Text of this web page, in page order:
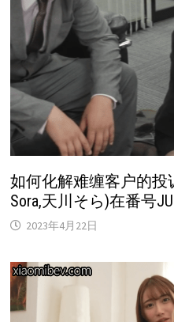
如何化解难缠客户的投
Sora,天川そら)在番号
2023年4月22日